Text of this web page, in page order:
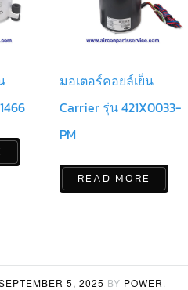
มอเตอร์คอยล์เย็น
Carrier รุ่น 421X0033-
PM
READ MORE
5, 2025 BY POWER